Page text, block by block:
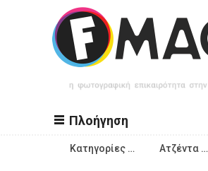
Παράκαμψη προς το κυρίως περιεχόμενο
Πλοήγηση
Κατηγορίες … Ατζέντα …